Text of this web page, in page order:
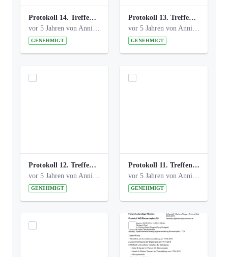
Protokoll 14. Treffen 20160613 AG Bismarckplatz.pdf
vor 5 Jahren von Anni Schlumberger
GENEHMIGT
Protokoll 13. Treffen 20151130 AG Bismarckplatz.pdf
vor 5 Jahren von Anni Schlumberger
GENEHMIGT
Protokoll 12. Treffen 20150921 AG Bismarckplatz.pdf
vor 5 Jahren von Anni Schlumberger
GENEHMIGT
Protokoll 11. Treffen 20150901 AG Bismarckplatz.pdf
vor 5 Jahren von Anni Schlumberger
GENEHMIGT